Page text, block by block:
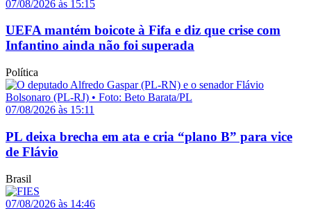
07/08/2026 às 15:15
UEFA mantém boicote à Fifa e diz que crise com
Infantino ainda não foi superada
Política
07/08/2026 às 15:11
PL deixa brecha em ata e cria “plano B” para vice
de Flávio
Brasil
07/08/2026 às 14:46